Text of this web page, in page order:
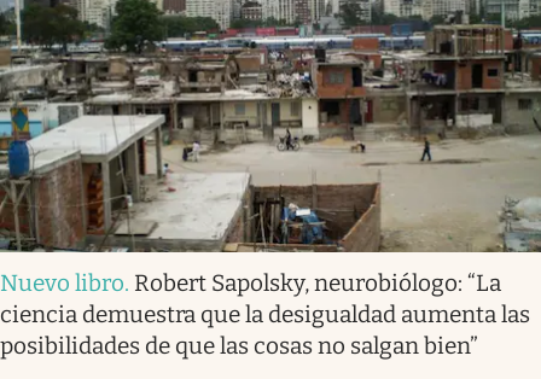
Nuevo libro. Robert Sapolsky, neurobiólogo: “La
ciencia demuestra que la desigualdad aumenta las
posibilidades de que las cosas no salgan bien”